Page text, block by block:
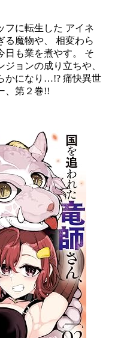
フに転生した アイネ
る魔物や、 相変わら
日も業を煮やす。 そ
ョンの成り立ちや、
かになり…!? 痛快異世
、第２巻!!